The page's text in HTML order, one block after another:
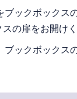
ブックボックス
の扉をお開けく
ブックボックス